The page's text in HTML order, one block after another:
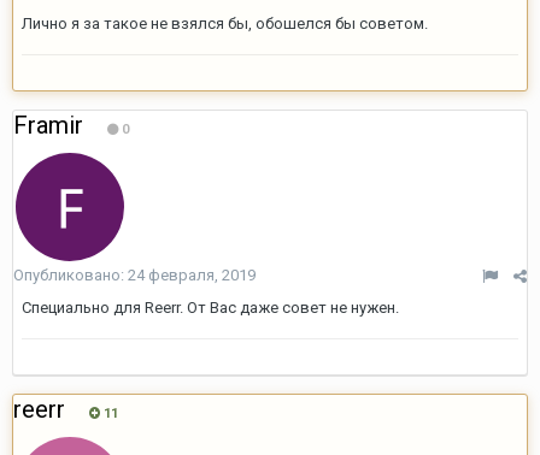
Лично я за такое не взялся бы, обошелся бы советом.
Framir 0
Опубликовано: 24 февраля, 2019
Специально для Reerr. От Вас даже совет не нужен.
reerr 11